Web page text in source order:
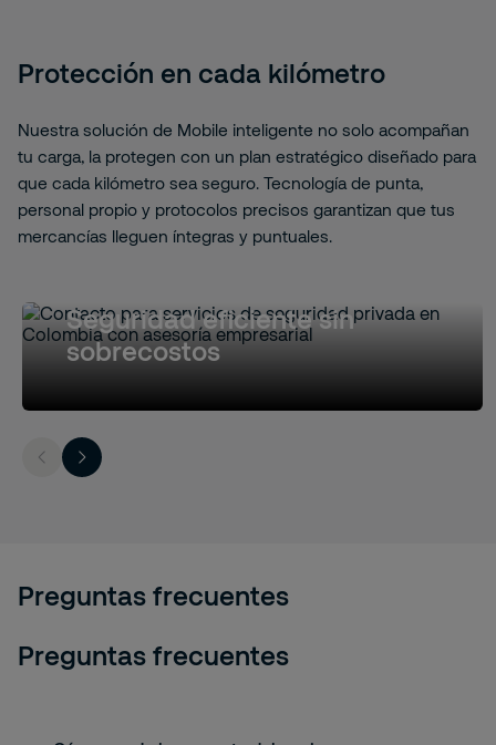
Protección en cada kilómetro
Nuestra solución de Mobile inteligente no solo acompañan
tu carga, la protegen con un plan estratégico diseñado para
que cada kilómetro sea seguro. Tecnología de punta,
personal propio y protocolos precisos garantizan que tus
mercancías lleguen íntegras y puntuales.
Seguridad eficiente sin
sobrecostos
Preguntas frecuentes
Preguntas frecuentes